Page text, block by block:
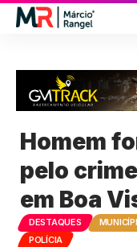
Homem
pelo
em Boa
DESTAQUES
POLÍCIA